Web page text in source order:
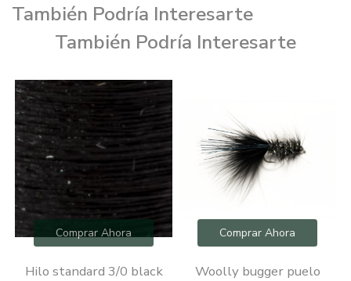
También Podría Interesarte
También Podría Interesarte
Comprar Ahora
Hilo standard 3/0 black
Comprar Ahora
Woolly bugger puelo